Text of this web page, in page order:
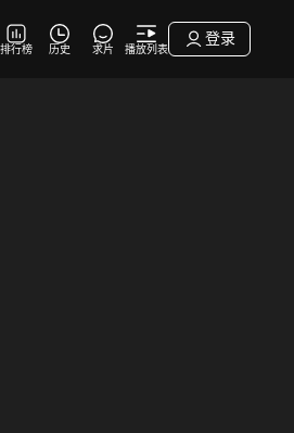
排行榜 历史 求片 播放列表
登录